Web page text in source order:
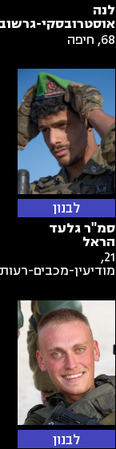
לנה
אוסטרובסקי-
68
, חיפה
לבנון
סמ"ר גלעד
הראל
21
,
מודיעין-מכבים-רעות
לבנון